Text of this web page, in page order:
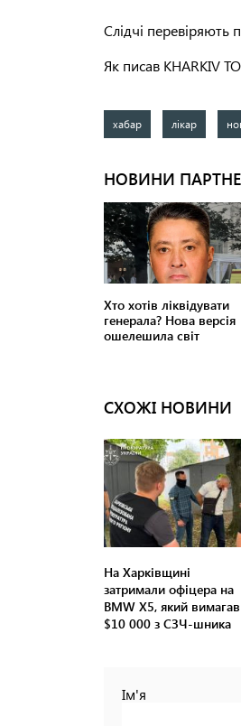
Слідчі перевіряють
Як писав KHARKIV
хабар лікар
СХОЖІ НОВИНИ
На Харківщині
затримали офіцера на
BMW Х5, який вимагав
$10 000 з СЗЧ-шника
Ім'я